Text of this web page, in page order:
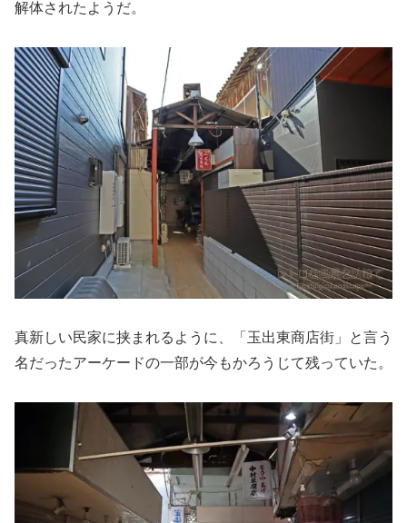
解体されたようだ。
真新しい民家に挟まれるように、「玉出東商店街」と言う
名だったアーケードの一部が今もかろうじて残っていた。